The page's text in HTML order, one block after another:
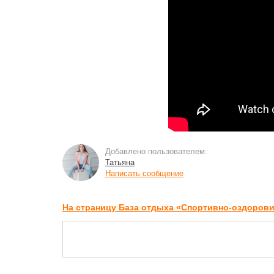
Добавлено пользователем:
Татьяна
Написать сообщение
На страницу База отдыха «Спортивно-